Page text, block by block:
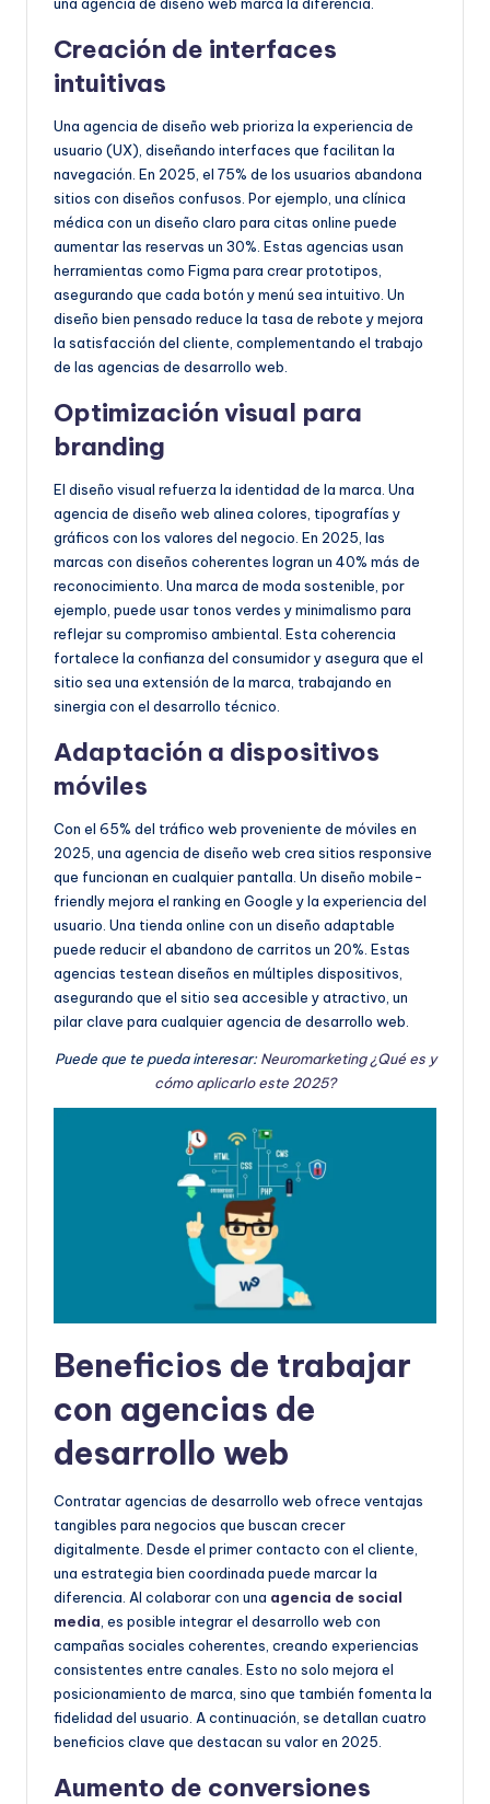
Creación de interfaces
intuitivas
Una agencia de diseño web prioriza la experiencia de
usuario (UX), diseñando interfaces que facilitan la
navegación. En 2025, el 75% de los usuarios abandona
sitios con diseños confusos. Por ejemplo, una clínica
médica con un diseño claro para citas online puede
aumentar las reservas un 30%. Estas agencias usan
herramientas como Figma para crear prototipos,
asegurando que cada botón y menú sea intuitivo. Un
diseño bien pensado reduce la tasa de rebote y mejora
la satisfacción del cliente, complementando el trabajo
de las agencias de desarrollo web.
Optimización visual para
branding
El diseño visual refuerza la identidad de la marca. Una
agencia de diseño web alinea colores, tipografías y
gráficos con los valores del negocio. En 2025, las
marcas con diseños coherentes logran un 40% más de
reconocimiento. Una marca de moda sostenible, por
ejemplo, puede usar tonos verdes y minimalismo para
reflejar su compromiso ambiental. Esta coherencia
fortalece la confianza del consumidor y asegura que el
sitio sea una extensión de la marca, trabajando en
sinergia con el desarrollo técnico.
Adaptación a dispositivos
móviles
Con el 65% del tráfico web proveniente de móviles en
2025, una agencia de diseño web crea sitios responsive
que funcionan en cualquier pantalla. Un diseño mobile-
friendly mejora el ranking en Google y la experiencia del
usuario. Una tienda online con un diseño adaptable
puede reducir el abandono de carritos un 20%. Estas
agencias testean diseños en múltiples dispositivos,
asegurando que el sitio sea accesible y atractivo, un
pilar clave para cualquier agencia de desarrollo web.
Puede que te pueda interesar:Neuromarketing ¿Qué es y
cómo aplicarlo este 2025?
Beneficios de trabajar
con agencias de
desarrollo web
Contratar agencias de desarrollo web ofrece ventajas
tangibles para negocios que buscan crecer
digitalmente. Desde el primer contacto con el cliente,
una estrategia bien coordinada puede marcar la
diferencia. Al colaborar con una agencia de social
media , es posible integrar el desarrollo web con
campañas sociales coherentes, creando experiencias
consistentes entre canales. Esto no solo mejora el
posicionamiento de marca, sino que también fomenta la
fidelidad del usuario. A continuación, se detallan cuatro
beneficios clave que destacan su valor en 2025.
Aumento de conversiones